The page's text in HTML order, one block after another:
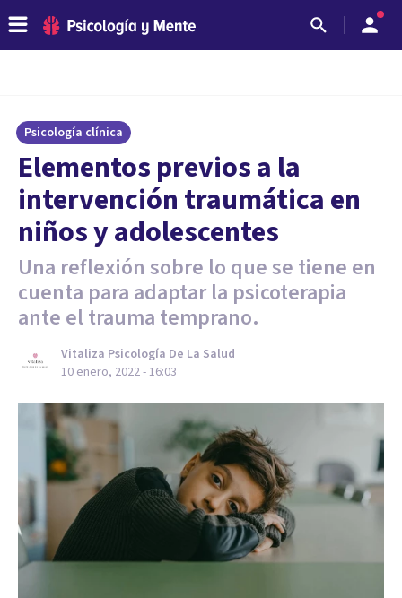
Psicología clínica
Elementos previos a la
intervención traumática en
niños y adolescentes
Una reflexión sobre lo que se tiene en
cuenta para adaptar la psicoterapia
ante el trauma temprano.
Vitaliza Psicología De La Salud
10 enero, 2022 - 16:03